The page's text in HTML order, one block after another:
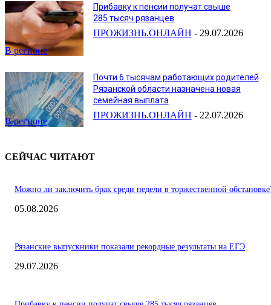
В регионе
Прибавку к пенсии получат свыше
285 тысяч рязанцев
ПРОЖИЗНЬ.ОНЛАЙН - 29.07.2026
В регионе
Почти 6 тысячам работающих родителей
Рязанской области назначена новая
семейная выплата
ПРОЖИЗНЬ.ОНЛАЙН - 22.07.2026
СЕЙЧАС ЧИТАЮТ
Можно ли заключить брак среди недели в торжественной
05.08.2026
Рязанские выпускники показали рекордные результаты на ЕГЭ
29.07.2026